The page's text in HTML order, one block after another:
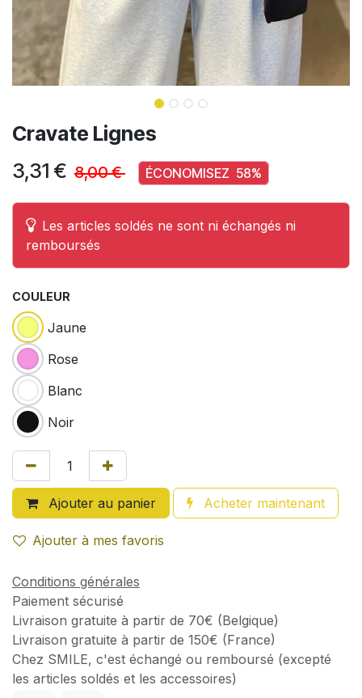
Cravate Lignes
3,31 € 8,00€ ÉCONOMISEZ 58%
Les articles soldés ne sont ni échangés ni
remboursés
COULEUR
Jaune
Rose
Blanc
Noir
Ajouter au panier Acheter maintenant
Ajouter à mes favoris
Conditions générales
Paiement sécurisé
Livraison gratuite à partir de 70€ (Belgique)
Livraison gratuite à partir de 150€ (France)
Chez SMILE, c'est échangé ou remboursé (excepté
les articles soldés et les accessoires)